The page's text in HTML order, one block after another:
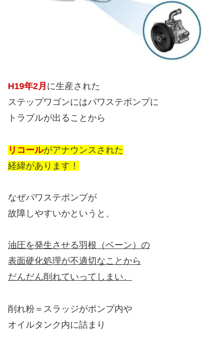
H19年2月 に生産された
ステップワゴンにはパワステポンプに
トラブルが出ることから
リコールがアナウンスされた
経緯があります！
なぜパワステポンプが
故障しやすいかというと、
油圧を発生させる羽根（ベーン）の
表面硬化処理が不適切なことから
だんだん削れていってしまい、
削れ粉＝スラッジがポンプ内や
オイルタンク内に詰まり